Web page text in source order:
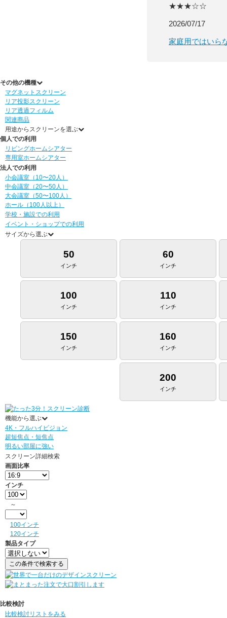
★★★☆☆
2026/07/17
家庭用ではいら
その他の機種
マグネットスクリーン
リア投影スクリーン
リア透過フィルム
関連商品
用途からスクリーンを選ぶ
個人での利用
リビングホームシアター
専用室ホームシアター
法人での利用
小会議室（10〜20人）
中会議室（20〜50人）
大会議室（50〜100人）
ホール（100人以上）
学校・施設での利用
イベント・ショップでの利用
サイズから選ぶ
50
インチ
60
インチ
100
インチ
110
インチ
150
インチ
160
インチ
200
インチ
機能から選ぶ
4K・フルハイビジョン
超短焦点・短焦点
明るい部屋に強い
スクリーン詳細検索
画面比率
インチ
～
100インチ
120インチ
製品タイプ
比較検討
比較検討リストをみる